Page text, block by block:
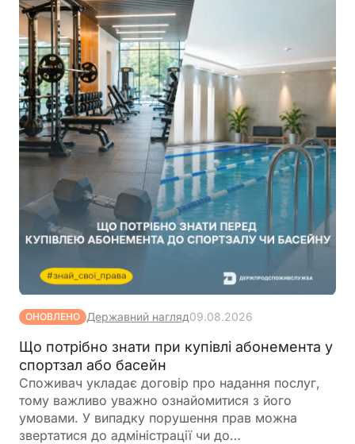
ОНОВЛЕНО Державний нагляд09.08.2026
Що потрібно знати при купівлі абонемента у
спортзал або басейн
Споживач укладає договір про надання послуг,
тому важливо уважно ознайомитися з його
умовами. У випадку порушення прав можна
звертатися до адміністрації чи до